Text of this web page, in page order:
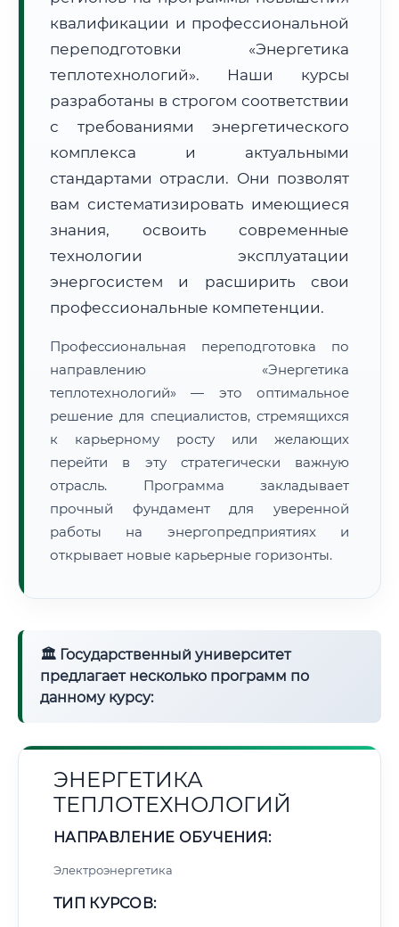
Расчет логистики оригиналов:
• Маршрут транзита:
• Экспресс-доставка СДЭК / Почтой:
4–6 рабочих дней
🔍Нажмите на документ для увеличения и просмотра
квалификации и профессиональной
переподготовки «Энергетика
теплотехнологий». Наши курсы
разработаны в строгом соответствии
с требованиями энергетического
комплекса и актуальными
стандартами отрасли. Они позволят
вам систематизировать имеющиеся
знания, освоить современные
технологии эксплуатации
энергосистем и расширить свои
профессиональные компетенции.
Профессиональная переподготовка по
направлению «Энергетика
теплотехнологий» — это оптимальное
решение для специалистов, стремящихся
к карьерному росту или желающих
перейти в эту стратегически важную
отрасль. Программа закладывает
прочный фундамент для уверенной
работы на энергопредприятиях и
открывает новые карьерные горизонты.
🏛 Государственный университет
предлагает несколько программ по
данному курсу:
ЭНЕРГЕТИКА
ТЕПЛОТЕХНОЛОГИЙ
НАПРАВЛЕНИЕ ОБУЧЕНИЯ:
Электроэнергетика
ТИП КУРСОВ: